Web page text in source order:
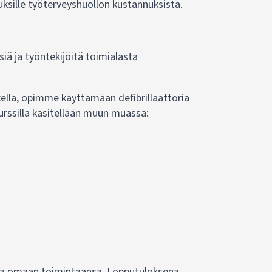
työterveyshuollon kustannuksista.
ja työntekijöitä toimialasta
opimme käyttämään defibrillaattoria
käsitellään muun muassa: